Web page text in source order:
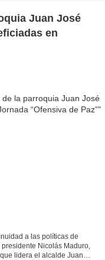
Juan José
en
a las políticas de
Nicolás Maduro,
lidera el alcalde Juan